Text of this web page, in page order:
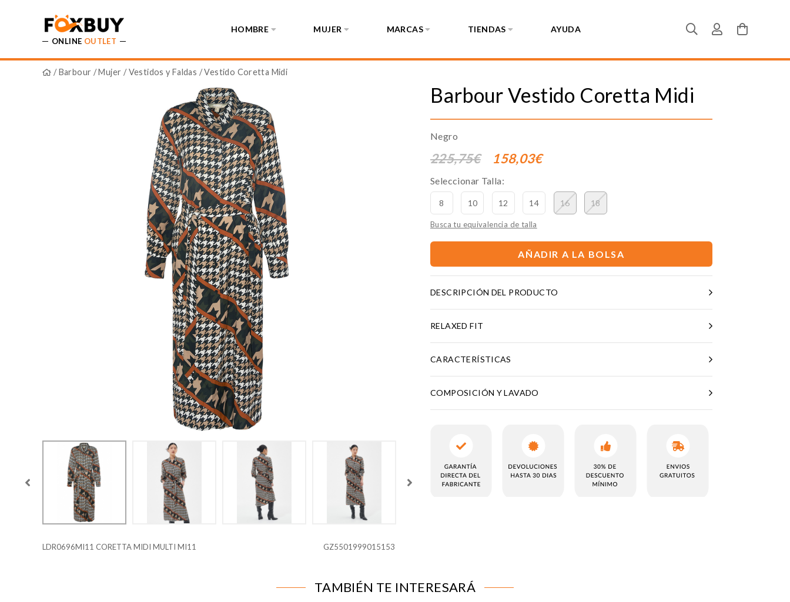
ONLINE OUTLET
HOMBRE MUJER MARCAS TIENDAS AYUDA
/Barbour /Mujer /Vestidos y Faldas / Vestido Coretta Midi
LDR0696MI11 CORETTA MIDI MULTI MI11 GZ5501999015153
BarbourVestido Coretta Midi
Negro
225,75€ 158,03€
Seleccionar Talla:
8 10 12 14 16 18
Busca tu equivalencia de talla
AÑADIR A LA BOLSA
DESCRIPCIÓN DEL PRODUCTO
RELAXED FIT
CARACTERÍSTICAS
COMPOSICIÓN Y LAVADO
TAMBIÉN TE INTERESARÁ
CONFIGURACIÓN DE COOKIES
Cookies necesarias
almacenan ninguna información de identificación personal.